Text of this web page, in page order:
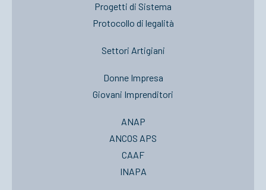
Progetti di Sistema
Protocollo di legalità
Settori Artigiani
Donne Impresa
Giovani Imprenditori
ANAP
ANCOS APS
CAAF
INAPA